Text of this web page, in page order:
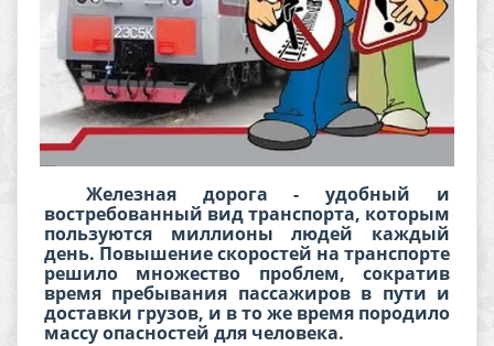
Железная дорога - удобный и
востребованный вид транспорта, которым
пользуются миллионы людей каждый
день. Повышение скоростей на транспорте
решило множество проблем, сократив
время пребывания пассажиров в пути и
доставки грузов, и в то же время породило
массу опасностей для человека.